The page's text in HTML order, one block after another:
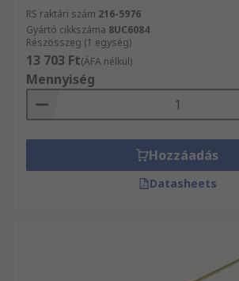
RS raktári szám 216-5976
Gyártó cikkszáma 8UC6084
Részösszeg (1 egység)
13 703 Ft(ÁFA nélkül)
Mennyiség
Hozzáadás
Datasheets